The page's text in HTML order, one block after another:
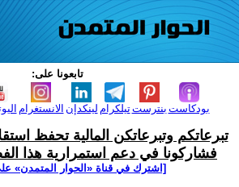
تابعونا على:
الانستغرام لينكدإن تيلكرامبنترست بودكاست
تبرعاتكم وتبرعاتكن المالية تحفظ
فشاركونا في دعم استمرارية هذا
[اشترك في قناة ‫«الحوار المتمدن»